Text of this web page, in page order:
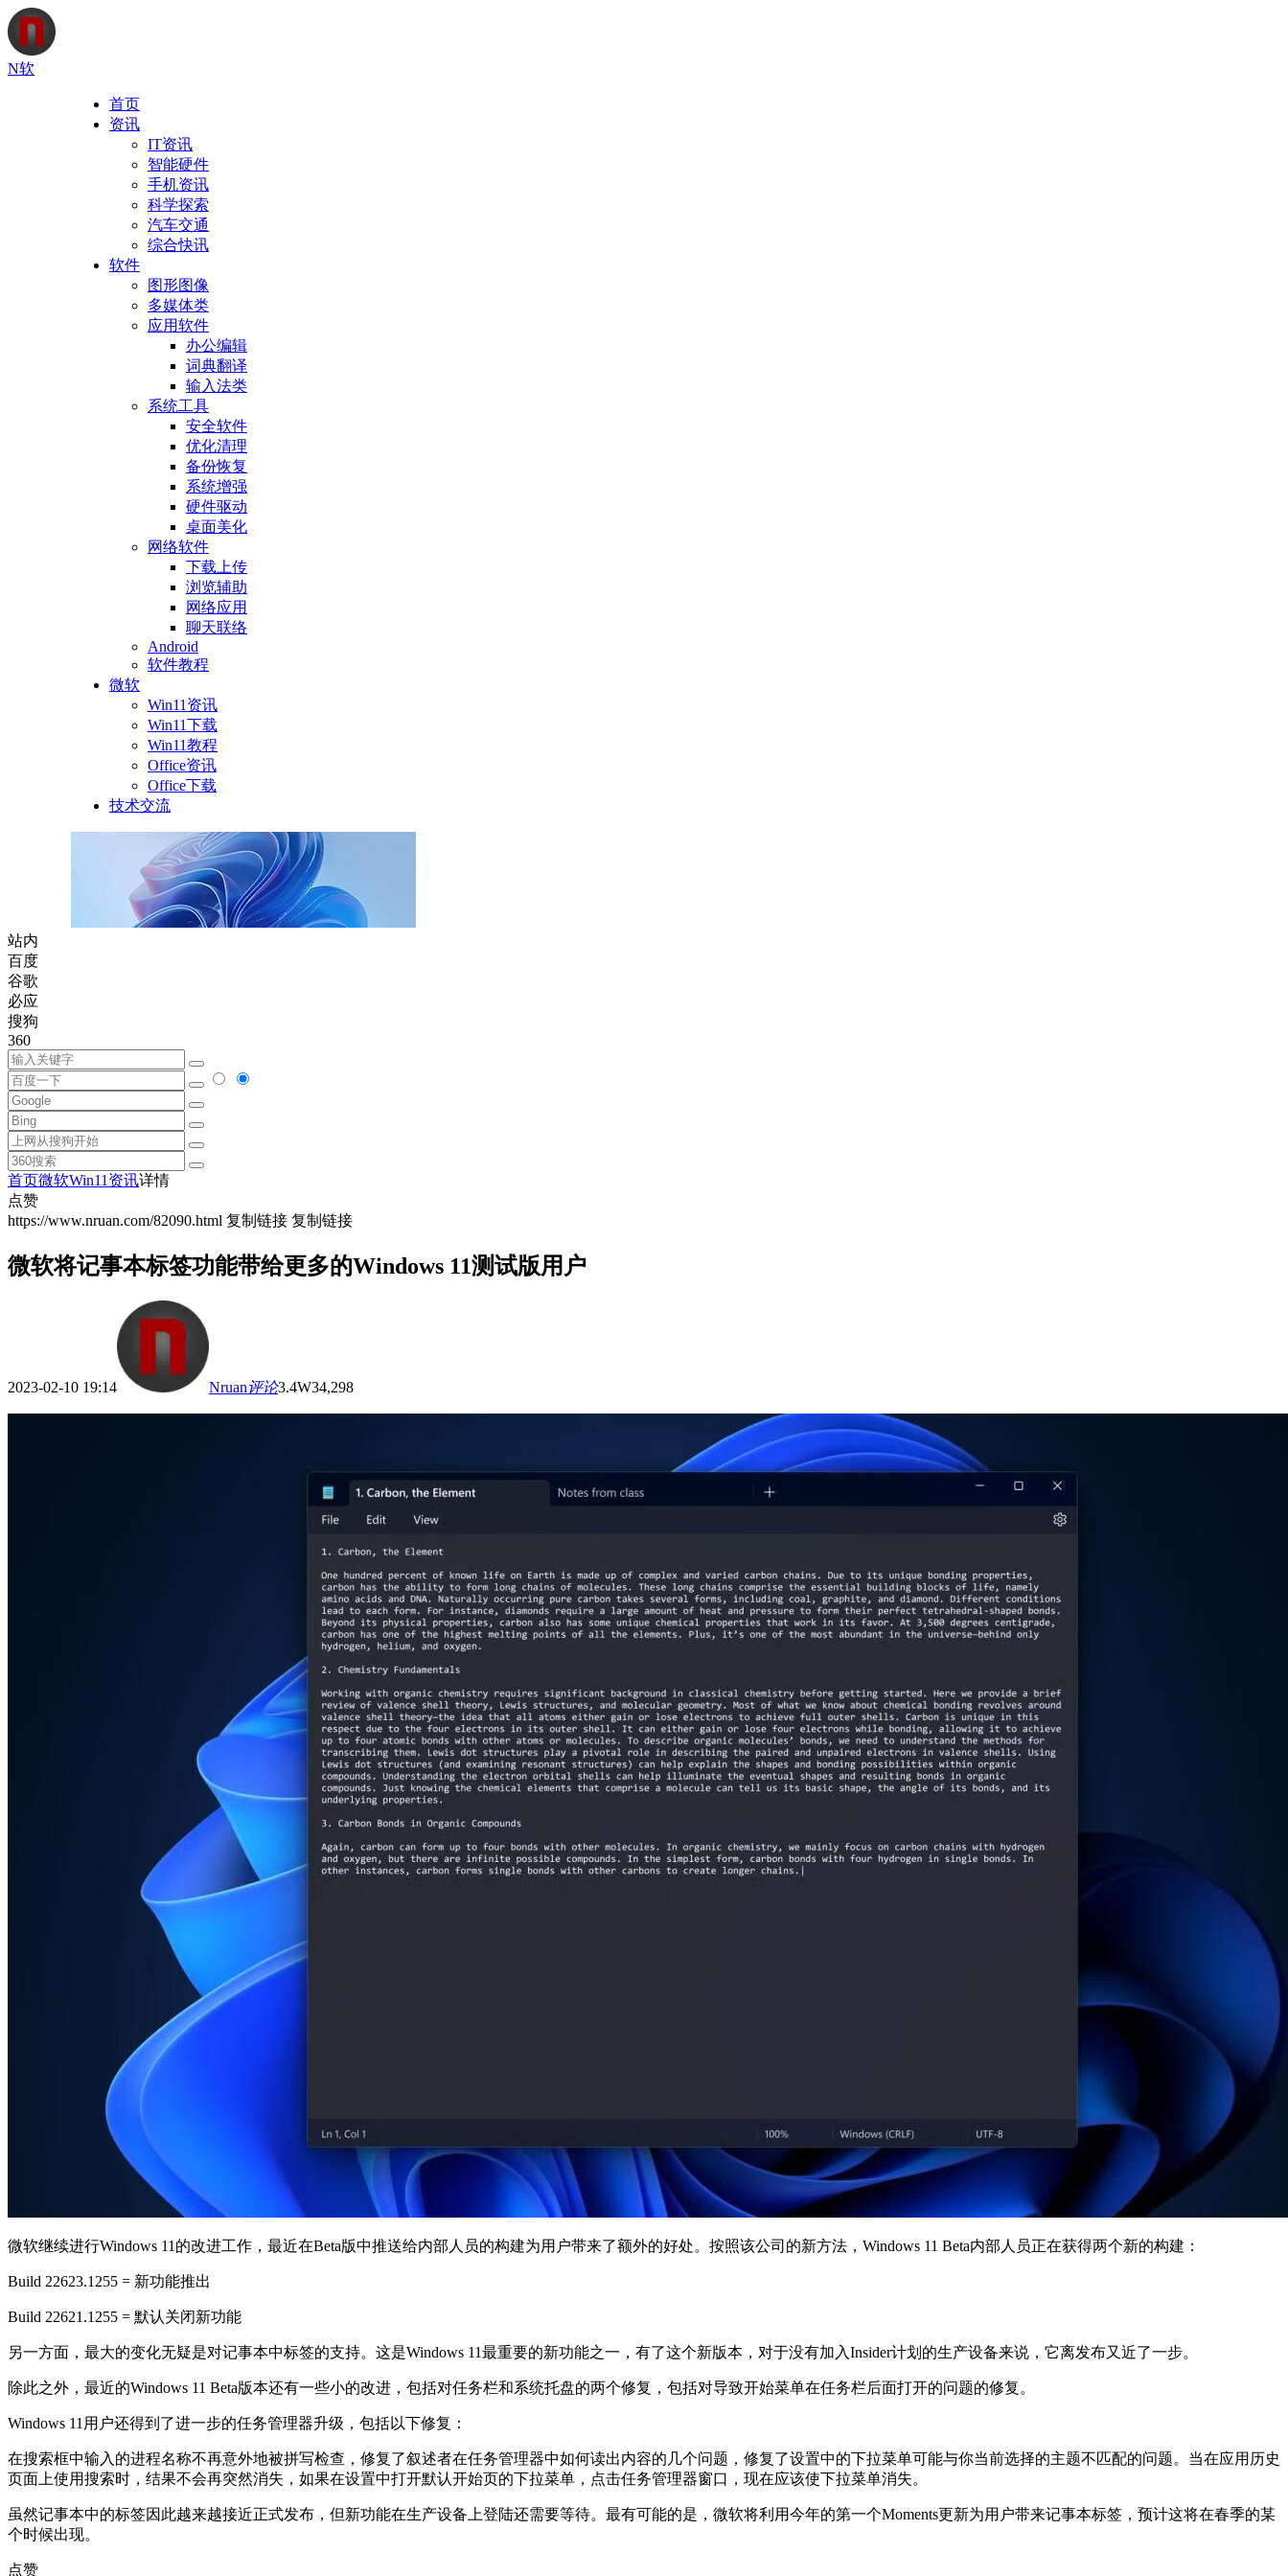
N软
首页
资讯
IT资讯
智能硬件
手机资讯
科学探索
汽车交通
综合快讯
软件
图形图像
多媒体类
应用软件
办公编辑
词典翻译
输入法类
系统工具
安全软件
优化清理
备份恢复
系统增强
硬件驱动
桌面美化
网络软件
下载上传
浏览辅助
网络应用
聊天联络
Android
软件教程
微软
Win11资讯
Win11下载
Win11教程
Office资讯
Office下载
技术交流
站内
百度
谷歌
必应
搜狗
360
首页微软Win11资讯详情
点赞
https://www.nruan.com/82090.html 复制链接 复制链接
微软将记事本标签功能带给更多的Windows 11测试版用户
2023-02-10 19:14 Nruan评论3.4W34,298
微软继续进行Windows 11的改进工作，最近在Beta版中推送给内部人员的构建为用户带来了额外的好处。按照该公司的新方法，Windows 11 Beta内部人员正在获得两个新的构建：
Build 22623.1255 = 新功能推出
Build 22621.1255 = 默认关闭新功能
另一方面，最大的变化无疑是对记事本中标签的支持。这是Windows 11最重要的新功能之一，有了这个新版本，对于没有加入Insider计划的生产设备来说，它离发布又近了一步。
除此之外，最近的Windows 11 Beta版本还有一些小的改进，包括对任务栏和系统托盘的两个修复，包括对导致开始菜单在任务栏后面打开的问题的修复。
Windows 11用户还得到了进一步的任务管理器升级，包括以下修复：
在搜索框中输入的进程名称不再意外地被拼写检查，修复了叙述者在任务管理器中如何读出内容的几个问题，修复了设置中的下拉菜单可能与你当前选择的主题不匹配的问题。当在应用历史
页面上使用搜索时，结果不会再突然消失，如果在设置中打开默认开始页的下拉菜单，点击任务管理器窗口，现在应该使下拉菜单消失。
虽然记事本中的标签因此越来越接近正式发布，但新功能在生产设备上登陆还需要等待。最有可能的是，微软将利用今年的第一个Moments更新为用户带来记事本标签，预计这将在春季的某
个时候出现。
点赞